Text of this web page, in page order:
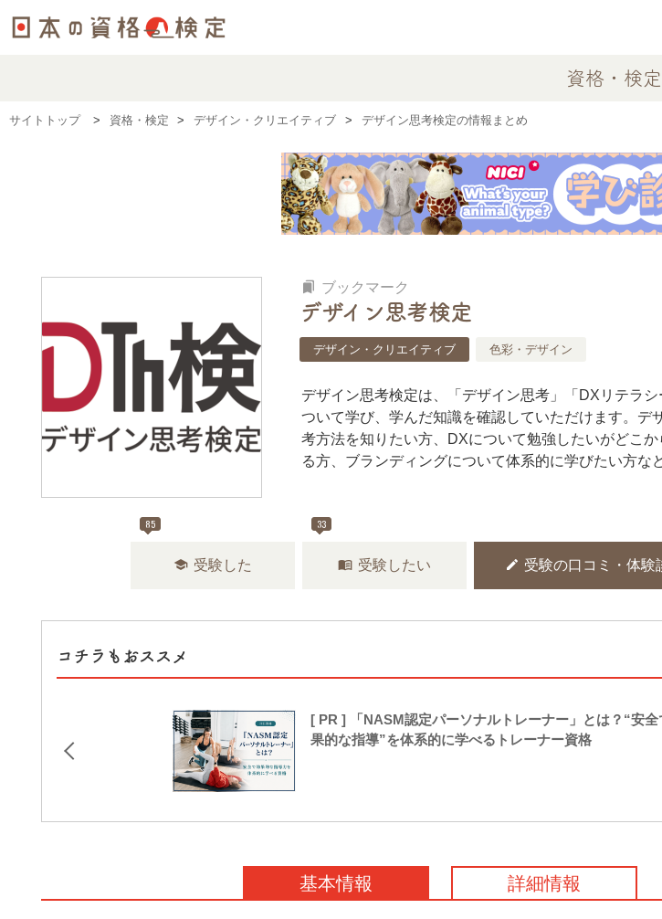
資格・検定
サイトトップ 資格・検定 デザイン・クリエイティブ デザイン思考検定の情報まとめ
bookmarks ブックマーク
デザイン思考検定
デザイン・クリエイティブ 色彩・デザイン
デザイン思考検定は、「デザイン思考」「DXリテラ
ついて学び、学んだ知識を確認していただけます。デ
考方法を知りたい方、DXについて勉強したいがどこ
る方、ブランディングについて体系的に学びたい方な
85
school 受験した
33
menu_book 受験したい edit 受験の口コミ・体験
コチラもおススメ
[ PR ] 「NASM認定パーソナルトレーナー」とは？“安全
果的な指導”を体系的に学べるトレーナー資格
基本情報 詳細情報